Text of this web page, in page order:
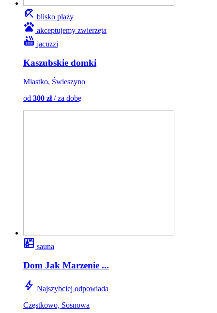
beach_access blisko plaży
pets akceptujemy zwierzęta
hot_tub jacuzzi
Kaszubskie domki
Miastko, Świeszyno
od 300 zł/ za dobę
sauna sauna
Dom Jak Marzenie ...
bolt Najszybciej odpowiada
Częstkowo, Sosnowa